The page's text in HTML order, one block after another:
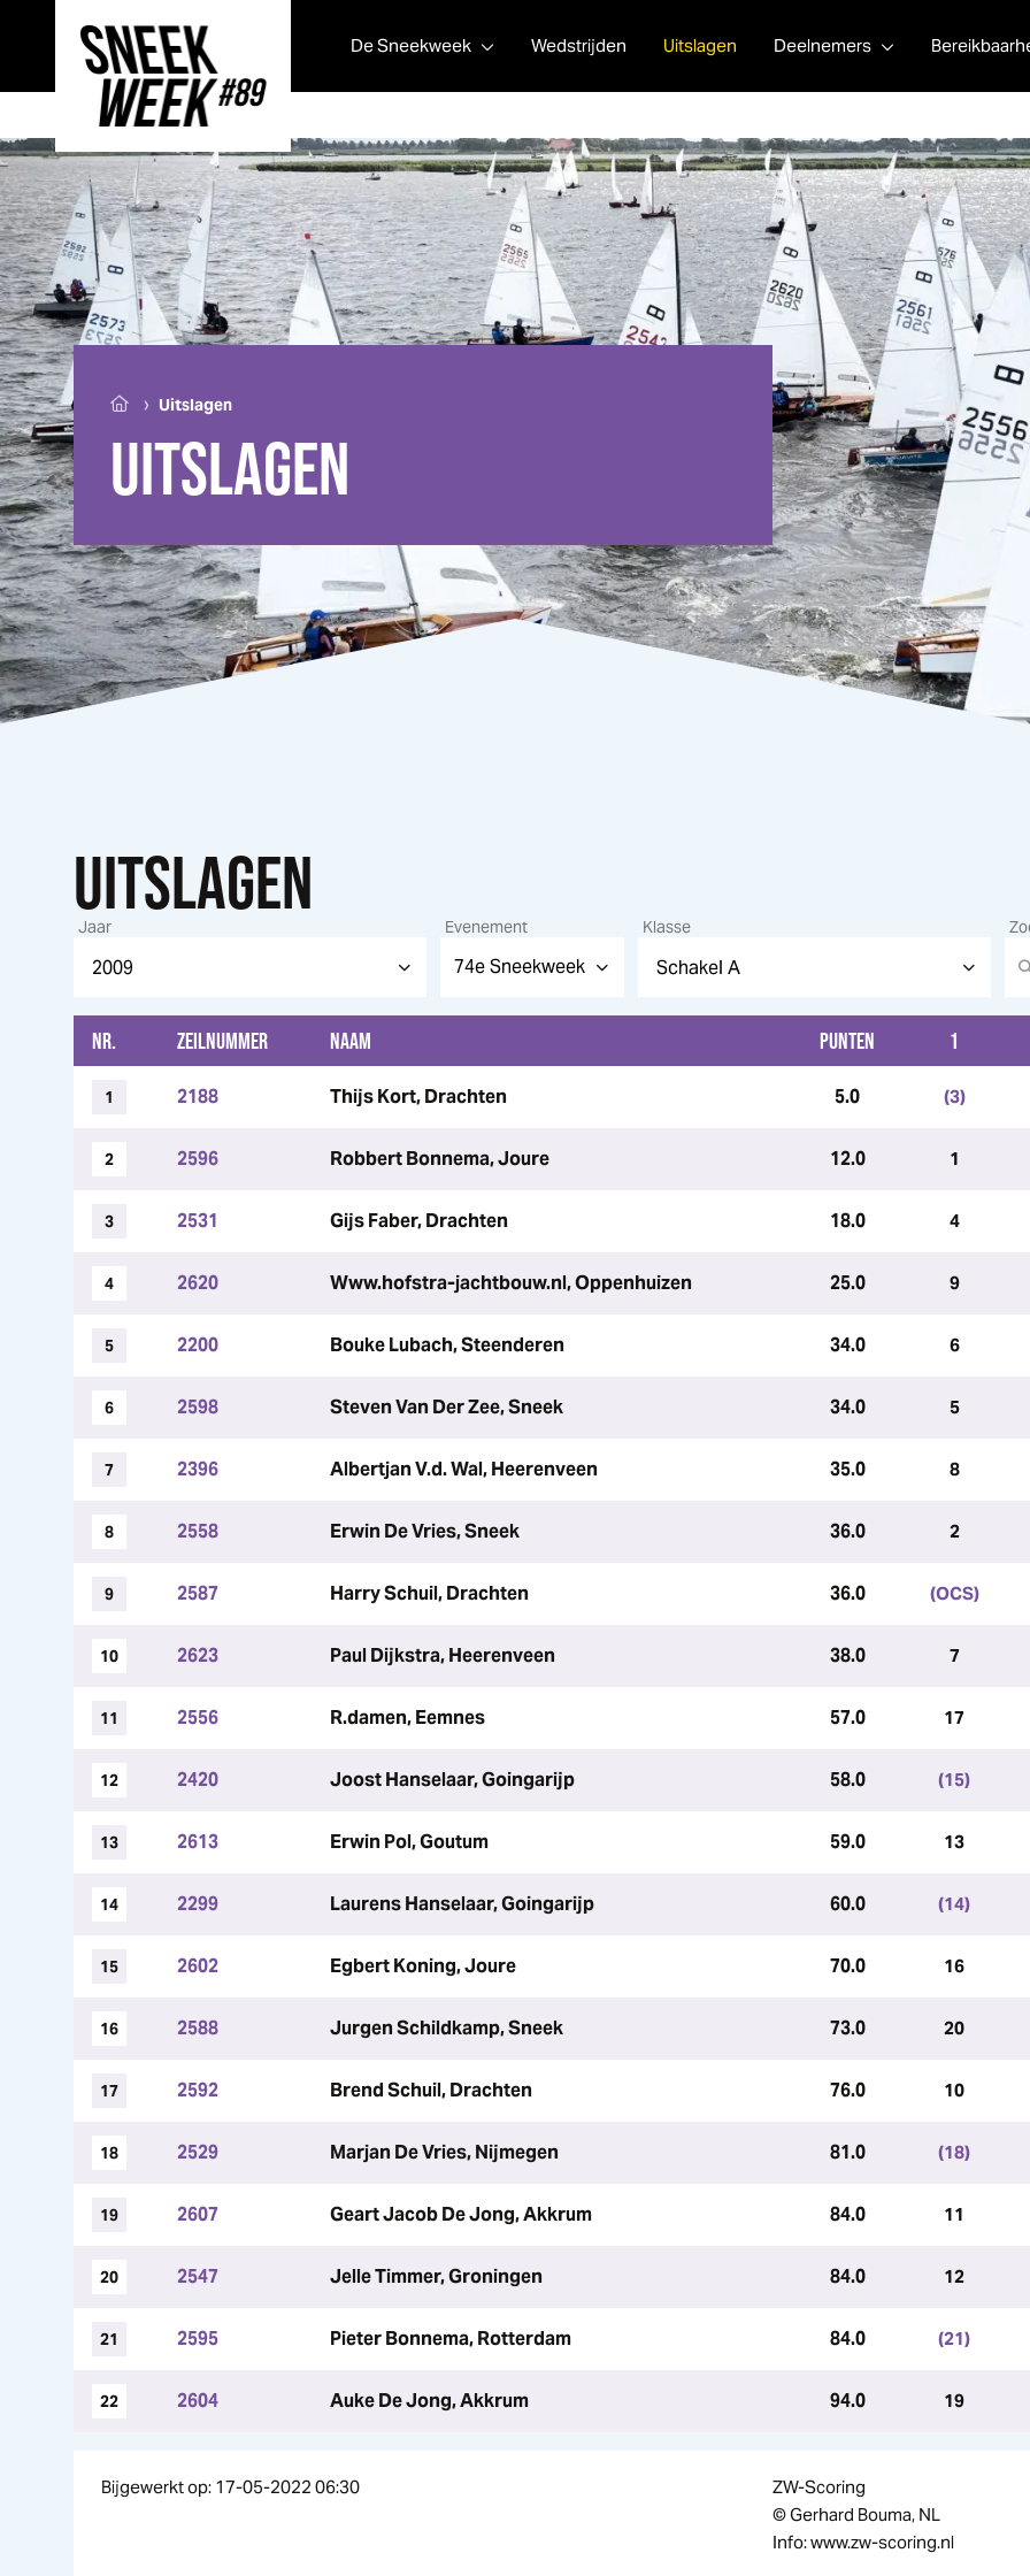
Sneekweek
DeSneekweek Wedstrijden Uitslagen Deelnemers
UITSLAGEN
› Uitslagen
UITSLAGEN
Jaar Evenement Klasse
NR. ZEILNUMMER NAAM PUNTEN 1
1 2188 Thijs Kort, Drachten 5.0 (3)
2 2596 Robbert Bonnema, Joure 12.0 1
3 2531 Gijs Faber, Drachten 18.0 4
4 2620 Www.hofstra-jachtbouw.nl, Oppenhuizen 25.0 9
5 2200 Bouke Lubach, Steenderen 34.0 6
6 2598 Steven Van Der Zee, Sneek 34.0 5
7 2396 Albertjan V.d. Wal, Heerenveen 35.0 8
8 2558 Erwin De Vries, Sneek 36.0 2
9 2587 Harry Schuil, Drachten 36.0 (OCS)
10 2623 Paul Dijkstra, Heerenveen 38.0 7
11 2556 R.damen, Eemnes 57.0 17
12 2420 Joost Hanselaar, Goingarijp 58.0 (15)
13 2613 Erwin Pol, Goutum 59.0 13
14 2299 Laurens Hanselaar, Goingarijp 60.0 (14)
15 2602 Egbert Koning, Joure 70.0 16
16 2588 Jurgen Schildkamp, Sneek 73.0 20
17 2592 Brend Schuil, Drachten 76.0 10
18 2529 Marjan De Vries, Nijmegen 81.0 (18)
19 2607 Geart Jacob De Jong, Akkrum 84.0 11
20 2547 Jelle Timmer, Groningen 84.0 12
21 2595 Pieter Bonnema, Rotterdam 84.0 (21)
22 2604 Auke De Jong, Akkrum 94.0 19
Bijgewerkt op: 17-05-2022 06:30
ZW-Scoring
© Gerhard Bouma, NL
Info: www.zw-scoring.nl